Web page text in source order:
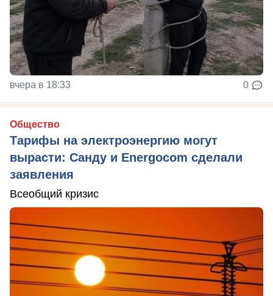
вчера в 18:33 0
Общество
Тарифы на электроэнергию могут
вырасти: Санду и Energocom сделали
заявления
Всеобщий кризис